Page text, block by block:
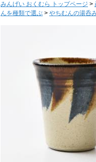
みんげい おくむら トップページ >
んを種類で選ぶ > やちむんの湯呑